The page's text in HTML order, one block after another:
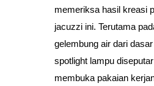
memeriksa hasil kreasi
jacuzzi ini. Terutama
gelembung air dari
spotlight lampu
membuka pakaian